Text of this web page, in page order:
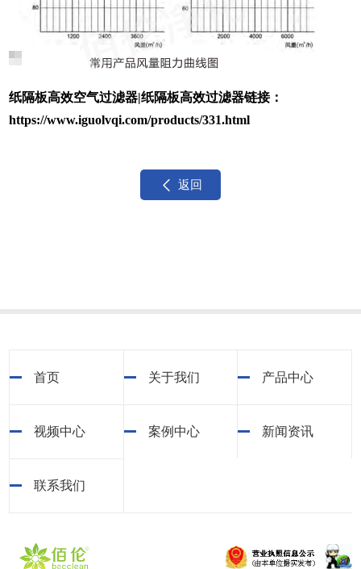
纸隔板高效空气过滤器|纸隔板高效过滤器链接：
https://www.iguolvqi.com/products/331.html
返回
首页 关于我们 产品中心
视频中心 案例中心 新闻资讯
联系我们